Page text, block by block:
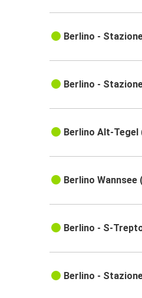
Berlino -
Berlino -
Berlino Alt-
Berlino Wannsee
Berlino - S-
Berlino -